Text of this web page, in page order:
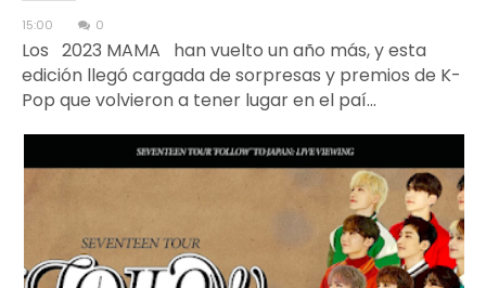
15:00 0
Los 2023 MAMA han vuelto un año más, y esta
edición llegó cargada de sorpresas y premios de K-
Pop que volvieron a tener lugar en el paí...